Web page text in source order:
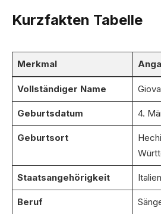
Kurzfakten Tabelle
Merkmal
Vollständiger Name
Geburtsdatum 4.
Geburtsort
Staatsangehörigkeit
Beruf